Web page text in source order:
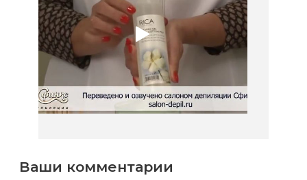
Ваши комментарии